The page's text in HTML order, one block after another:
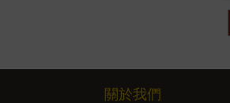
關於我們